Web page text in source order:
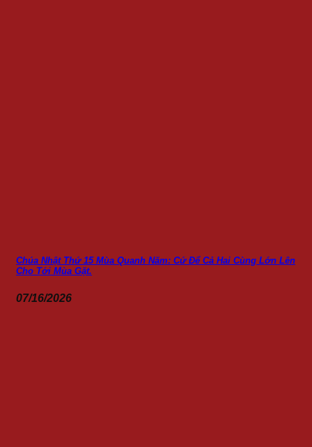
Chúa Nhật Thứ 15 Mùa Quanh Năm: Cứ Để Cả Hai Cùng Lớn Lên
Cho Tới Mùa Gặt.
07/16/2026